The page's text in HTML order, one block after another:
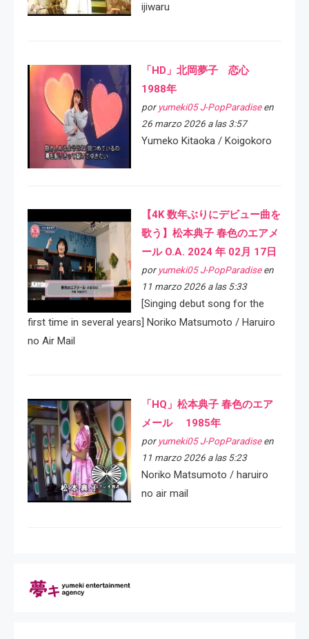
ijiwaru
「HD」北岡夢子 恋心
1988年
por yumeki05 J-PopParadiseen
26 marzo 2026 a las 3:57
Yumeko Kitaoka / Koigokoro
【4K 数年ぶりにデビュー曲を
歌う】松本典子 春色のエアメ
ール O.A. 2024 年 02月 17日
por yumeki05 J-PopParadiseen
11 marzo 2026 a las 5:33
[Singing debut song for the
first time in several years] Noriko Matsumoto / Haruiro
no Air Mail
「HQ」松本典子 春色のエア
メール 1985年
por yumeki05 J-PopParadiseen
11 marzo 2026 a las 5:23
Noriko Matsumoto / haruiro
no air mail